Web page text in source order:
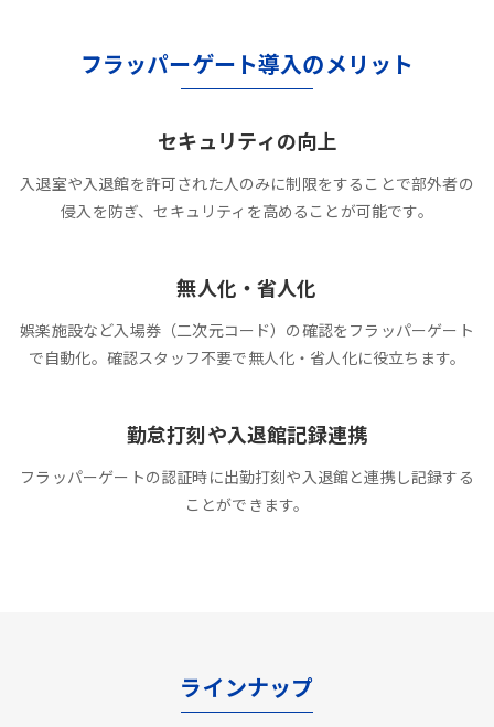
フラッパーゲート導入のメリット
セキュリティの向上
入退室や入退館を許可された人のみに制限をすることで部外者の
侵入を防ぎ、セキュリティを高めることが可能です。
無人化・省人化
娯楽施設など入場券（二次元コード）の確認をフラッパーゲート
で自動化。確認スタッフ不要で無人化・省人化に役立ちます。
勤怠打刻や入退館記録連携
フラッパーゲートの認証時に出勤打刻や入退館と連携し記録する
ことができます。
ラインナップ